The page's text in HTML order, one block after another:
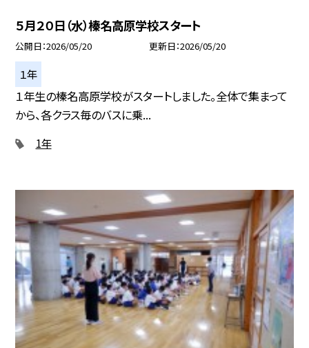
５月２０日（水）榛名高原学校スタート
公開日 2026/05/20 更新日 2026/05/20
１年
１年生の榛名高原学校がスタートしました。全体で集まって
から、各クラス毎のバスに乗...
1年